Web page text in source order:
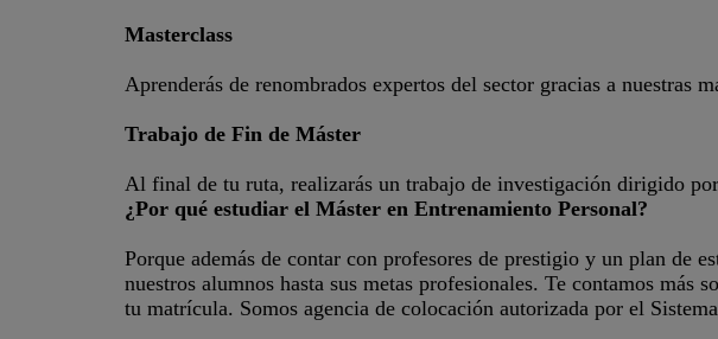
Masterclass
Aprenderás de renombrados expertos del sector gracias a nuestras
Trabajo de Fin de Máster
Al final de tu ruta, realizarás un trabajo de investigación dirigido
¿Por qué estudiar el Máster en Entrenamiento Personal?
Porque además de contar con profesores de prestigio y un plan de
nuestros alumnos hasta sus metas profesionales. Te contamos más
tu matrícula. Somos agencia de colocación autorizada por el